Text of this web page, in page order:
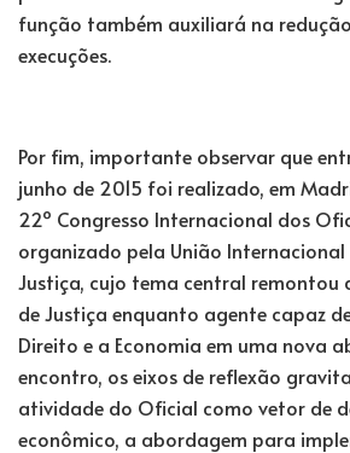
função também auxiliará na
execuções.
Por fim, importante observar que
junho de 2015 foi realizado, em
22º Congresso Internacional dos
organizado pela União
Justiça, cujo tema central remontou
de Justiça enquanto agente capaz
Direito e a Economia em uma nova
encontro, os eixos de reflexão
atividade do Oficial como vetor de
econômico, a abordagem para